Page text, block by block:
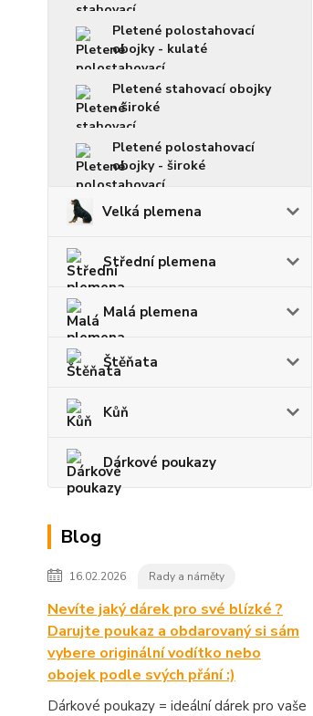
Pletené polostahovací
obojky - kulaté
Pletené stahovací obojky
- široké
Pletené polostahovací
obojky - široké
Velká plemena
Střední plemena
Malá plemena
Štěňata
Kůň
Dárkové poukazy
Blog
16.02.2026 Rady a náměty
Nevíte jaký dárek pro své blízké ?
Darujte poukaz a obdarovaný si sám
vybere originální vodítko nebo
obojek podle svých přání :)
Dárkové poukazy = ideální dárek pro vaše